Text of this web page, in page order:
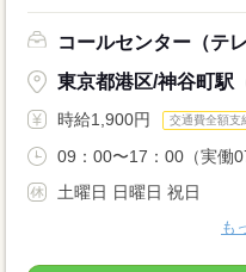
コールセンター（テ
東京都港区/神谷町駅
時給1,900円 交通費全額支
09：00〜17：00（実働
土曜日 日曜日 祝日
も